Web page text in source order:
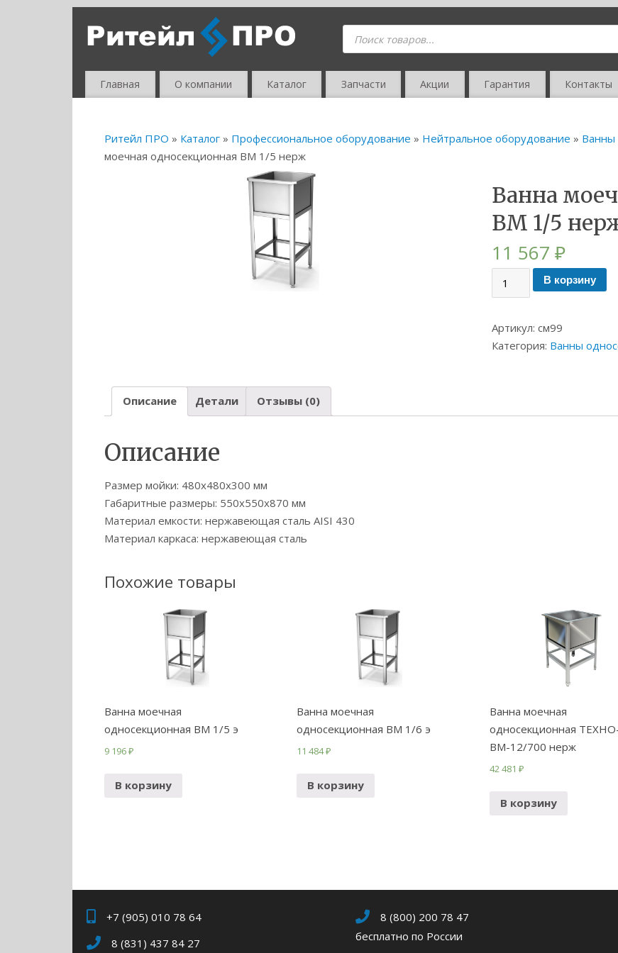
Главная О компании Каталог Запчасти Акции Гарантия Контакты
Ритейл ПРО » Каталог » Профессиональное оборудование » Нейтральное оборудование » Ванны
моечная односекционная ВМ 1/5 нерж
Ванна
ВМ 1/5
11 567 ₽
В корзину
Артикул: см99
Категория: Ванны
Описание Детали Отзывы (0)
Описание
Размер мойки: 480х480х300 мм
Габаритные размеры: 550х550х870 мм
Материал емкости: нержавеющая сталь AISI 430
Материал каркаса: нержавеющая сталь
Похожие товары
Ванна моечная
односекционная ВМ 1/5 э
9 196₽
В корзину
Ванна моечная
односекционная ВМ 1/6 э
11 484₽
В корзину
Ванна моечная
односекционная
ВМ-12/700 нерж
42 481 ₽
В корзину
+7 (905) 010 78 64
8 (831) 437 84 27
8 (800) 200 78 47
бесплатно по России